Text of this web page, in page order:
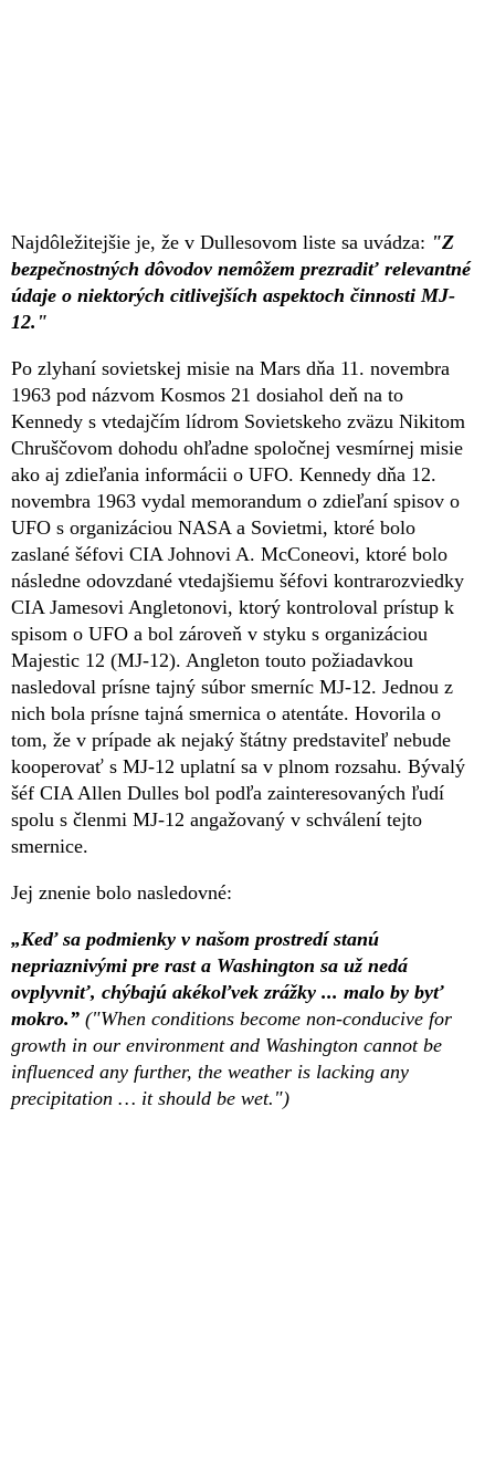
Najdôležitejšie je, že v Dullesovom liste sa uvádza: "Z
bezpečnostných dôvodov nemôžem prezradiť relevantné
údaje o niektorých citlivejších aspektoch činnosti MJ-
12."
Po zlyhaní sovietskej misie na Mars dňa 11. novembra
1963 pod názvom Kosmos 21 dosiahol deň na to
Kennedy s vtedajčím lídrom Sovietskeho zväzu Nikitom
Chruščovom dohodu ohľadne spoločnej vesmírnej misie
ako aj zdieľania informácii o UFO. Kennedy dňa 12.
novembra 1963 vydal memorandum o zdieľaní spisov o
UFO s organizáciou NASA a Sovietmi, ktoré bolo
zaslané šéfovi CIA Johnovi A. McConeovi, ktoré bolo
následne odovzdané vtedajšiemu šéfovi kontrarozviedky
CIA Jamesovi Angletonovi, ktorý kontroloval prístup k
spisom o UFO a bol zároveň v styku s organizáciou
Majestic 12 (MJ-12). Angleton touto požiadavkou
nasledoval prísne tajný súbor smerníc MJ-12. Jednou z
nich bola prísne tajná smernica o atentáte. Hovorila o
tom, že v prípade ak nejaký štátny predstaviteľ nebude
kooperovať s MJ-12 uplatní sa v plnom rozsahu. Bývalý
šéf CIA Allen Dulles bol podľa zainteresovaných ľudí
spolu s členmi MJ-12 angažovaný v schválení tejto
smernice.
Jej znenie bolo nasledovné:
„Keď sa podmienky v našom prostredí stanú
nepriaznivými pre rast a Washington sa už nedá
ovplyvniť, chýbajú akékoľvek zrážky ... malo by byť
mokro.” ("When conditions become non-conducive for
growth in our environment and Washington cannot be
influenced any further, the weather is lacking any
precipitation … it should be wet.")